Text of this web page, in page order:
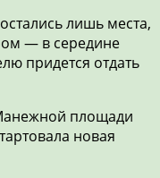
лишь места,
— в середине
придется отдать
площади
новая